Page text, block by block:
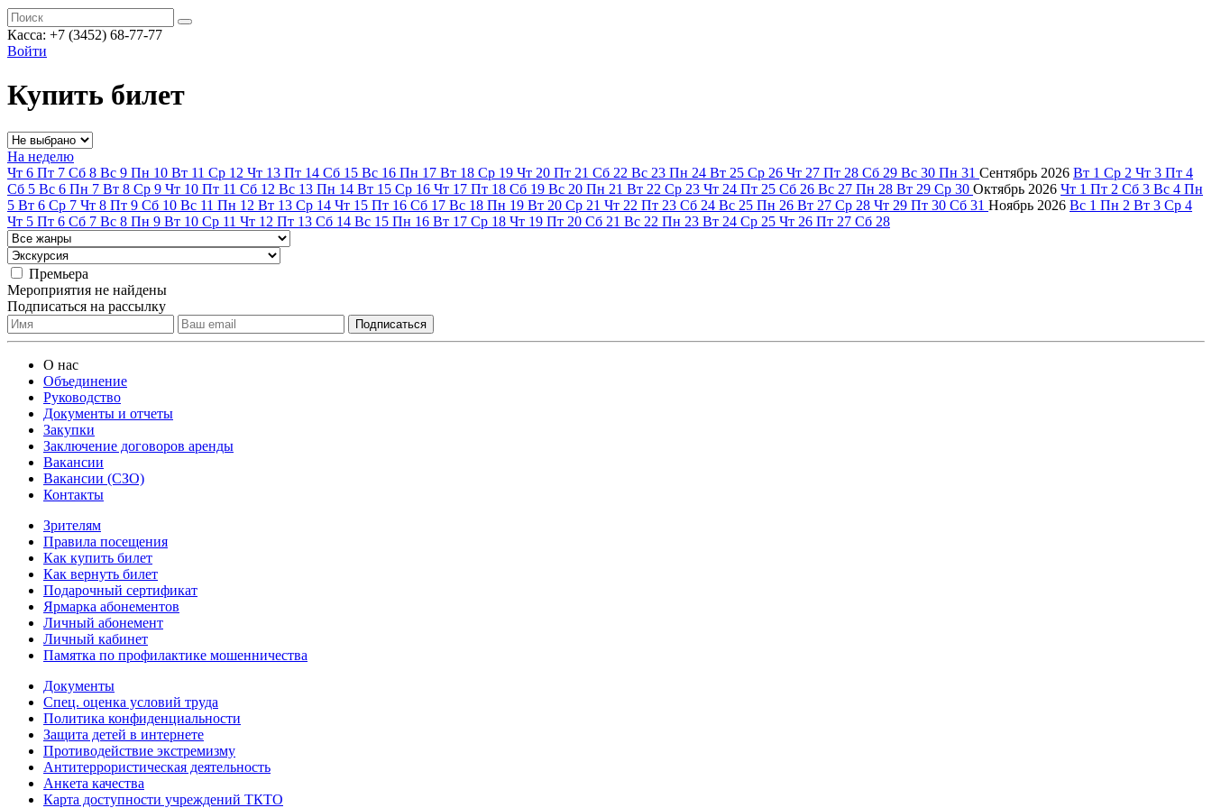
Касса: +7 (3452) 68-77-77
Войти
Купить билет
На неделю
Чт 6 Пт 7 Сб 8 Вс 9 Пн 10 Вт 11 Ср 12 Чт 13 Пт 14 Сб 15 Вс 16 Пн 17 Вт 18 Ср 19 Чт 20 Пт 21 Сб 22 Вс 23 Пн 24 Вт 25 Ср 26 Чт 27 Пт 28 Сб 29 Вс 30 Пн 31 Сентябрь 2026 Вт 1 Ср 2 Чт 3 Пт 4
Сб 5 Вс 6 Пн 7 Вт 8 Ср 9 Чт 10 Пт 11 Сб 12 Вс 13 Пн 14 Вт 15 Ср 16 Чт 17 Пт 18 Сб 19 Вс 20 Пн 21 Вт 22 Ср 23 Чт 24 Пт 25 Сб 26 Вс 27 Пн 28 Вт 29 Ср 30 Октябрь 2026 Чт 1 Пт 2 Сб 3 Вс 4 Пн
5 Вт 6 Ср 7 Чт 8 Пт 9 Сб 10 Вс 11 Пн 12 Вт 13 Ср 14 Чт 15 Пт 16 Сб 17 Вс 18 Пн 19 Вт 20 Ср 21 Чт 22 Пт 23 Сб 24 Вс 25 Пн 26 Вт 27 Ср 28 Чт 29 Пт 30 Сб 31 Ноябрь 2026 Вс 1 Пн 2 Вт 3 Ср 4
Чт 5 Пт 6 Сб 7 Вс 8 Пн 9 Вт 10 Ср 11 Чт 12 Пт 13 Сб 14 Вс 15 Пн 16 Вт 17 Ср 18 Чт 19 Пт 20 Сб 21 Вс 22 Пн 23 Вт 24 Ср 25 Чт 26 Пт 27 Сб 28
Премьера
Мероприятия не найдены
Подписаться на рассылку
О нас
Объединение
Руководство
Документы и отчеты
Закупки
Заключение договоров аренды
Вакансии
Вакансии (СЗО)
Контакты
Зрителям
Правила посещения
Как купить билет
Как вернуть билет
Подарочный сертификат
Ярмарка абонементов
Личный абонемент
Личный кабинет
Памятка по профилактике мошенничества
Документы
Спец. оценка условий труда
Политика конфиденциальности
Защита детей в интернете
Противодействие экстремизму
Антитеррористическая деятельность
Анкета качества
Карта доступности учреждений ТКТО